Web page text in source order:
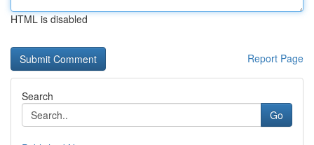
HTML is disabled
Report Page
Search
Go